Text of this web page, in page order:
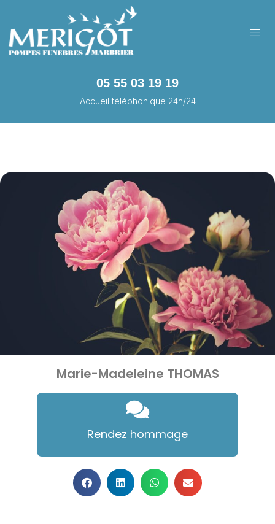
05 55 03 19 19
Accueil téléphonique 24h/24
Marie-Madeleine THOMAS
Rendez hommage